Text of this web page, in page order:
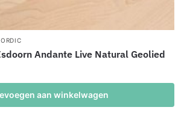
Andante Live Natural Geolied
aan winkelwagen